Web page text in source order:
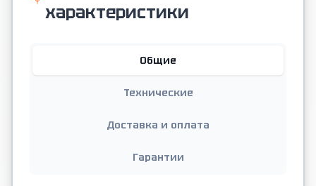
характеристики
Общие
Технические
Доставка и оплата
Гарантии